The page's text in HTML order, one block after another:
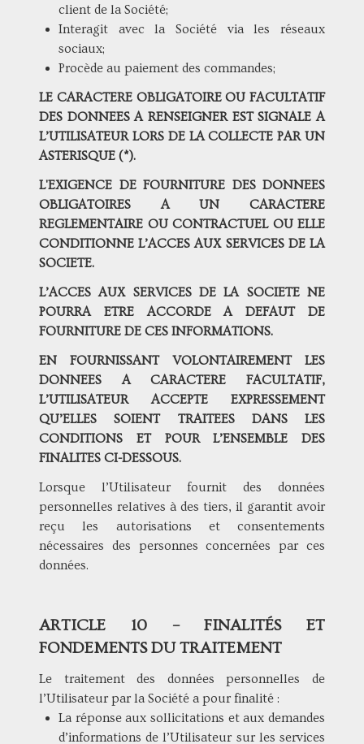
client de la Société;
Interagit avec la Société via les réseaux
sociaux;
Procède au paiement des commandes;
LE CARACTERE OBLIGATOIRE OU FACULTATIF
DES DONNEES A RENSEIGNER EST SIGNALE A
L’UTILISATEUR LORS DE LA COLLECTE PAR UN
ASTERISQUE (*).
L'EXIGENCE DE FOURNITURE DES DONNEES
OBLIGATOIRES A UN CARACTERE
REGLEMENTAIRE OU CONTRACTUEL OU ELLE
CONDITIONNE L’ACCES AUX SERVICES DE LA
SOCIETE.
L’ACCES AUX SERVICES DE LA SOCIETE NE
POURRA ETRE ACCORDE A DEFAUT DE
FOURNITURE DE CES INFORMATIONS.
EN FOURNISSANT VOLONTAIREMENT LES
DONNEES A CARACTERE FACULTATIF,
L’UTILISATEUR ACCEPTE EXPRESSEMENT
QU’ELLES SOIENT TRAITEES DANS LES
CONDITIONS ET POUR L’ENSEMBLE DES
FINALITES CI-DESSOUS.
Lorsque l’Utilisateur fournit des données
personnelles relatives à des tiers, il garantit avoir
reçu les autorisations et consentements
nécessaires des personnes concernées par ces
données.
ARTICLE 10 – FINALITÉS ET
FONDEMENTS DU TRAITEMENT
Le traitement des données personnelles de
l’Utilisateur par la Société a pour finalité :
La réponse aux sollicitations et aux demandes
d’informations de l’Utilisateur sur les services